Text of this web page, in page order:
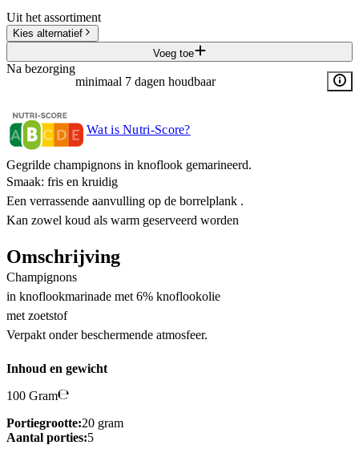
Uit het assortiment
Kies alternatief
Voeg toe
Na bezorging
minimaal 7 dagen houdbaar
Wat is Nutri-Score?
Gegrilde champignons in knoflook gemarineerd.
Smaak: fris en kruidig
Een verrassende aanvulling op de borrelplank .
Kan zowel koud als warm geserveerd worden
Omschrijving
Champignons
in knoflookmarinade met 6% knoflookolie
met zoetstof
Verpakt onder beschermende atmosfeer.
Inhoud en gewicht
100 Gram
Portiegrootte:20 gram
Aantal porties:5